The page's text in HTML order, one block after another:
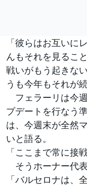
「彼らはお互いに
んもそれを見るこ
戦いがもう起きな
うも今年もそれが
フェラーリは今
プデートを行なう
は、今週末が全然
いと語る。
「ここまで常に接
そうホーナー代表
「バルセロナは、